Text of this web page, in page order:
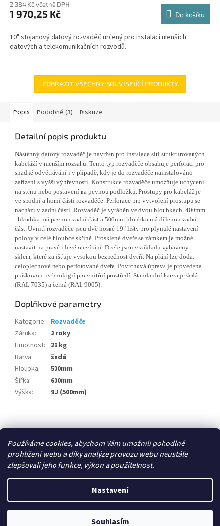
Používáme cookies, abychom Vám umožnili pohodlné
prohlížení webu a díky analýze provozu webu neustále
zlepšovali jeho funkce, výkon a použitelnost.
Nastavení
Souhlasím
2 384 Kč včetně DPH
1 970,25 Kč Do košíku
10" stojanový datový rozvaděč určený pro instalaci menších
datových a telekomunikačních rozvodů.
ZOBRAZIT VŠECHNY SOUVISEJÍCÍ PRODUKTY
Popis Podobné (3) Diskuze
Detailní popis produktu
Nástěnný datový rozvaděč je navržen pro instalace sítí strukturovaných
kabeláží v menším rozsahu. Tento typ rozvaděče obsahuje perforaci pro
snadné odvětrávání i v případě, kdy je do rozvaděče nainstalováno
zařízení s vyšší výhřevností. Konstrukce rozvaděče umožňuje uchycení
na stěnu nebo postavení na pevnou podložku. Prostupy pro kabeláž je
ve spodní a horní části rozvaděče. Perforace pro vytvoření prostupu se
nachází v zadní části. Rozvaděč je vyráběn ve dvou hloubkách. 400mm
hloubka má pevnou zadní část a 500mm hloubka má dělenou zadní
část. Uvnitř rozvaděče jsou dvě nosné 19" lišty pro plynulé nastavení
polohy v celé hloubce skříně. Prosklené dveře se zámkem je možné
nastavit na pravé i levé otevírání. Dveře jsou v základu vybaveny
sklem, které zajišťuje vysokou bezpečnost dveří. Na přání lze dodat
celoplechové nebo perforované dveře. Povrchová úprava je provedena
práškovou technologií pro vnitřní prostředí. Standardní barva je šedá
(RAL 7035) a černá (RAL 9005).
Doplňkové parametry
Kategorie: Rozvaděče
Záruka:
2 roky
Hmotnost:
26 kg
Barva:
šedá
Hloubka:
500mm
Šířka:
600mm
Výška: 9U (500mm)
á
Copyright 2026E-shop - 3EL Group, s.r.o.. Všechna práva
vyhrazena.